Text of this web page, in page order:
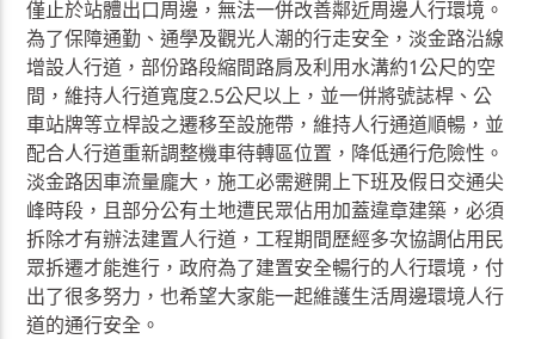
僅止於站體出口周邊，無法一併改善鄰近周邊人行環境。
為了保障通勤、通學及觀光人潮的行走安全，淡金路沿線
增設人行道，部份路段縮間路肩及利用水溝約1公尺的空
間，維持人行道寬度2.5公尺以上，並一併將號誌桿、公
車站牌等立桿設之遷移至設施帶，維持人行通道順暢，並
配合人行道重新調整機車待轉區位置，降低通行危險性。
淡金路因車流量龐大，施工必需避開上下班及假日交通尖
峰時段，且部分公有土地遭民眾佔用加蓋違章建築，必須
拆除才有辦法建置人行道，工程期間歷經多次協調佔用民
眾拆遷才能進行，政府為了建置安全暢行的人行環境，付
出了很多努力，也希望大家能一起維護生活周邊環境人行
道的通行安全。